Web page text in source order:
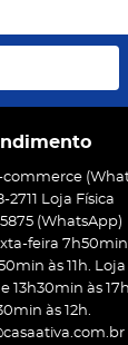
commerce
2711 Loja Física
(WhatsApp)
feira 7h50min
às 11h.
13h30min às
às 12h.